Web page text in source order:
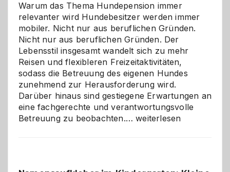
Warum das Thema Hundepension immer
relevanter wird Hundebesitzer werden immer
mobiler. Nicht nur aus beruflichen Gründen.
Nicht nur aus beruflichen Gründen. Der
Lebensstil insgesamt wandelt sich zu mehr
Reisen und flexibleren Freizeitaktivitäten,
sodass die Betreuung des eigenen Hundes
zunehmend zur Herausforderung wird.
Darüber hinaus sind gestiegene Erwartungen an
eine fachgerechte und verantwortungsvolle
Betreuung zu beobachten.…Betreuung
weiterlesen